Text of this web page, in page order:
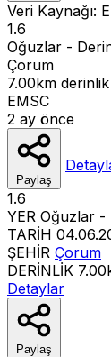
Veri Kaynağı:
1.6
Oğuzlar -
Çorum
7.00km derinlik
EMSC
2 ay önce
Paylaş
1.6
YER Oğuzlar -
TARİH
ŞEHİR Çorum
DERİNLİK
Detaylar
Paylaş